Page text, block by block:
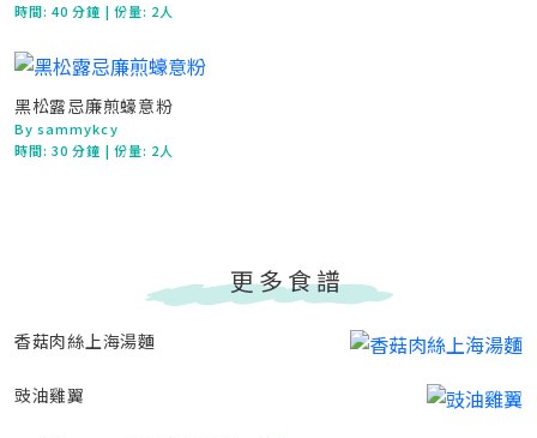
時間:40 分鐘 | 份量: 2人
黑松露忌廉煎蠔意粉
By sammykcy
時間:30 分鐘 | 份量: 2人
更多食譜
香菇肉絲上海湯麵
豉油雞翼